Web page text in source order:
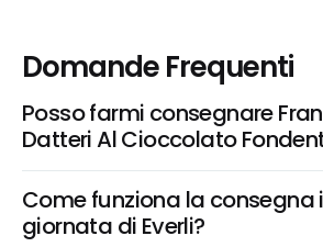
Domande Frequenti
Posso farmi consegnare
Datteri Al Cioccolato
Come funziona la consegna
giornata di Everli?